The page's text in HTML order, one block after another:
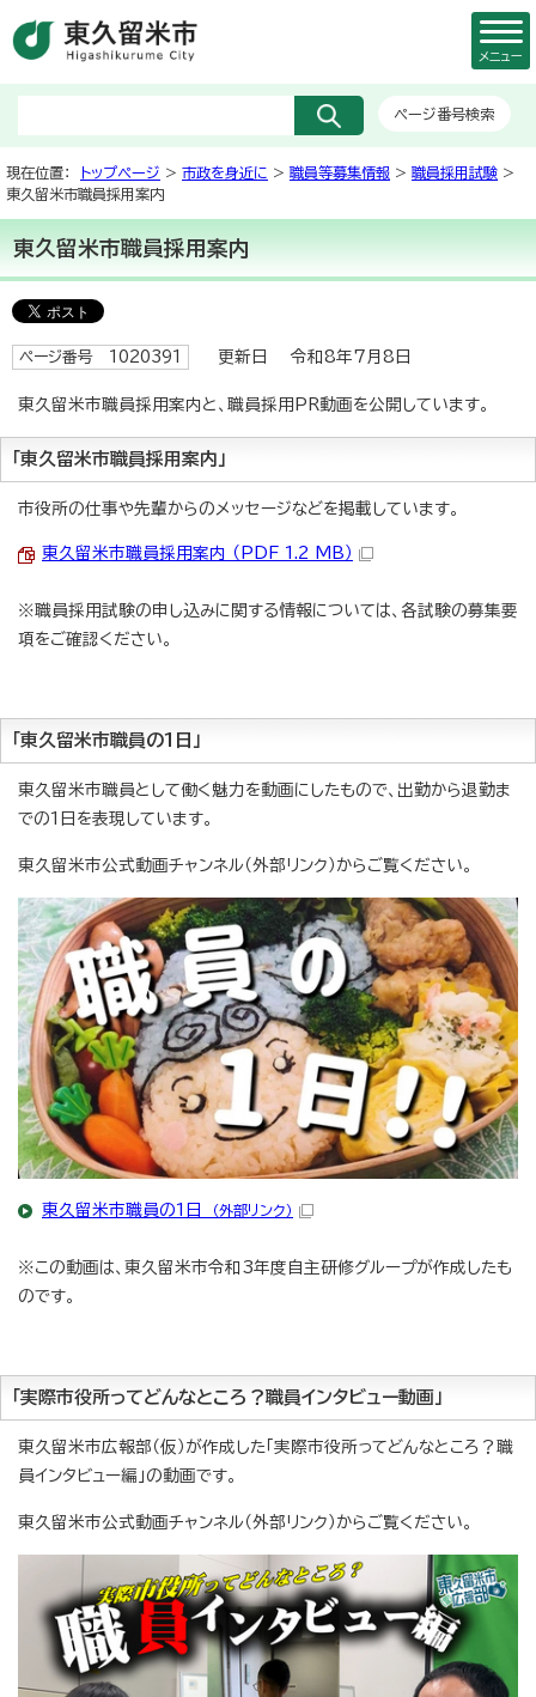
ページ番号検索
メニュー
現在位置： トップページ > 市政を身近に > 職員等募集情報 > 職員採用試験 >
東久留米市職員採用案内
東久留米市職員採用案内
ページ番号 1020391 更新日 令和8年7月8日
東久留米市職員採用案内と、職員採用PR動画を公開しています。
「東久留米市職員採用案内」
市役所の仕事や先輩からのメッセージなどを掲載しています。
東久留米市職員採用案内 （PDF 1.2 MB）
※職員採用試験の申し込みに関する情報については、各試験の募集要
項をご確認ください。
「東久留米市職員の1日」
東久留米市職員として働く魅力を動画にしたもので、出勤から退勤ま
での1日を表現しています。
東久留米市公式動画チャンネル（外部リンク）からご覧ください。
東久留米市職員の1日 （外部リンク）
※この動画は、東久留米市令和3年度自主研修グループが作成したも
のです。
「実際市役所ってどんなところ？職員インタビュー動画」
東久留米市広報部（仮）が作成した「実際市役所ってどんなところ？職
員インタビュー編」の動画です。
東久留米市公式動画チャンネル（外部リンク）からご覧ください。